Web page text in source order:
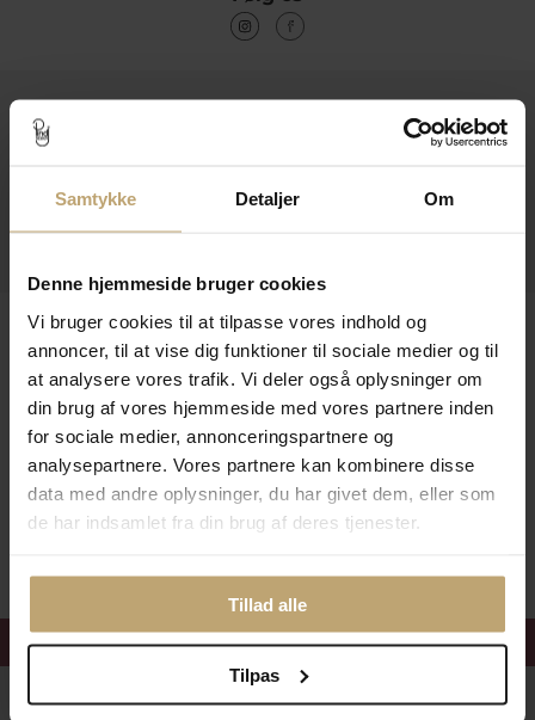
Samtykke Detaljer Om
Denne hjemmeside bruger cookies
Vi bruger cookies til at tilpasse vores indhold og
annoncer, til at vise dig funktioner til sociale medier og til
at analysere vores trafik. Vi deler også oplysninger om
din brug af vores hjemmeside med vores partnere inden
for sociale medier, annonceringspartnere og
analysepartnere. Vores partnere kan kombinere disse
data med andre oplysninger, du har givet dem, eller som
de har indsamlet fra din brug af deres tjenester.
Tillad alle
Tilpas
Information
Leveringsmuligheder
Betalingsmuligheder
Sikker Og Tryg E-Handel
Få 15%velkomstrabat
Følg med i vores nyhedsbrev